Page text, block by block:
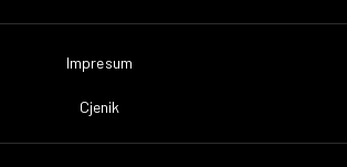
Impresum
Cjenik